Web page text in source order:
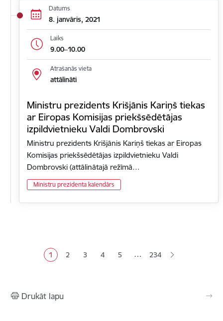
Datums
8. janvāris, 2021
Laiks
9.00–10.00
Atrašanās vieta
attālināti
Ministru prezidents Krišjānis Kariņš tiekas
ar Eiropas Komisijas priekšsēdētājas
izpildvietnieku Valdi Dombrovski
Ministru prezidents Krišjānis Kariņš tiekas ar Eiropas
Komisijas priekšsēdētājas izpildvietnieku Valdi
Dombrovski (attālinātajā režīmā…
Ministru prezidenta kalendārs
Pašreizējā lapa
1 Lapa
2 Lapa
3 Lapa
4 Lapa
5 … 234
Drukāt lapu